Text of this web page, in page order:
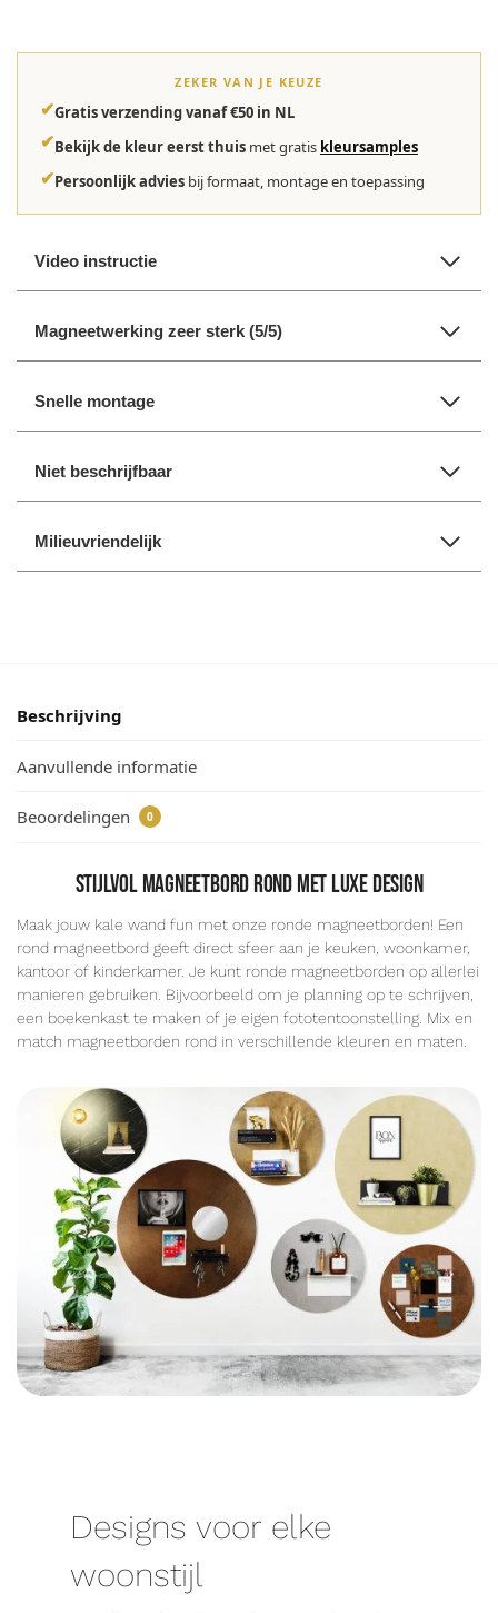
ZEKER VAN JE KEUZE
✔Gratis verzending vanaf €50 in NL
✔Bekijk de kleur eerst thuis met gratis kleursamples
✔Persoonlijk advies bij formaat, montage en toepassing
Video instructie
Magneetwerking zeer sterk (5/5)
Snelle montage
Niet beschrijfbaar
Milieuvriendelijk
Beschrijving
Aanvullende informatie
Beoordelingen 0
Stijlvol magneetbord rond met luxe design
Maak jouw kale wand fun met onze ronde magneetborden! Een
rond magneetbord geeft direct sfeer aan je keuken, woonkamer,
kantoor of kinderkamer. Je kunt ronde magneetborden op allerlei
manieren gebruiken. Bijvoorbeeld om je planning op te schrijven,
een boekenkast te maken of je eigen fototentoonstelling. Mix en
match magneetborden rond in verschillende kleuren en maten.
Designs voor elke
woonstijl